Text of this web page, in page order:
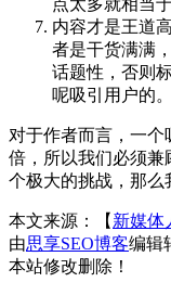
内容才是王道
者是干货满满
话题性，否则
呢吸引用户的。
对于作者而言，一
倍，所以我们必须兼
个极大的挑战，那么
本文来源：【 新媒体
由思享SEO博客编辑
本站修改删除！